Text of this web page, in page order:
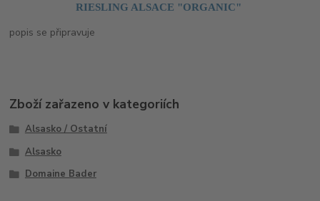
RIESLING ALSACE "ORGANIC"
popis se připravuje
Zboží zařazeno v kategoriích
Alsasko / Ostatní
Alsasko
Domaine Bader